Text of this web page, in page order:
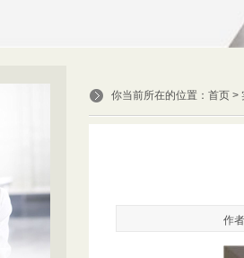
你当前所在的位置： 首页 >
作